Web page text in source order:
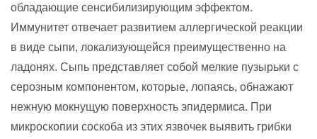
обладающие сенсибилизирующим эффектом.
Иммунитет отвечает развитием аллергической реакции
в виде сыпи, локализующейся преимущественно на
ладонях. Сыпь представляет собой мелкие пузырьки с
серозным компонентом, которые, лопаясь, обнажают
нежную мокнущую поверхность эпидермиса. При
микроскопии соскоба из этих язвочек выявить грибки